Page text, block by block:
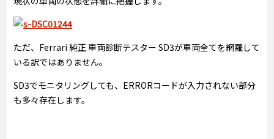
ただ、Ferrari 純正 車両診断テスター SD3が車両全てを網羅して
いる訳ではありません。
SD3でモニタリングしても、ERRORコードが入力されない部分
も多々存在します。